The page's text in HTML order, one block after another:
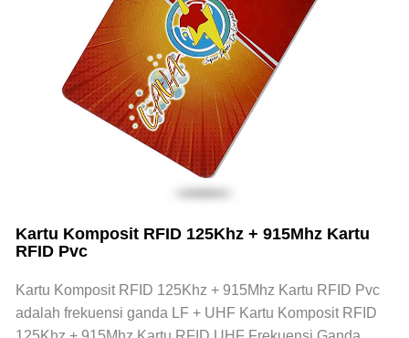
Kartu Komposit RFID 125Khz + 915Mhz Kartu
RFID Pvc
Kartu Komposit RFID 125Khz + 915Mhz Kartu RFID Pvc
adalah frekuensi ganda LF + UHF Kartu Komposit RFID